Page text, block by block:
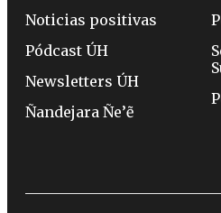
Noticias positivas
Pódcast ÚH
Newsletters ÚH
Ñandejara Ñe’ẽ